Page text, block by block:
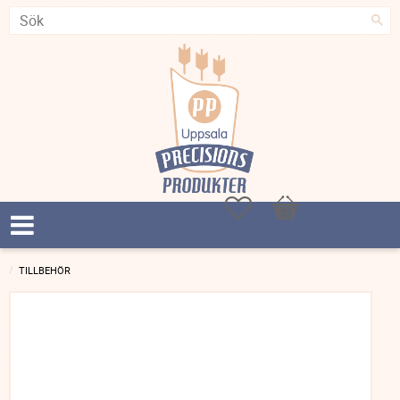
FavoriterKundvagn
TILLBEHÖR